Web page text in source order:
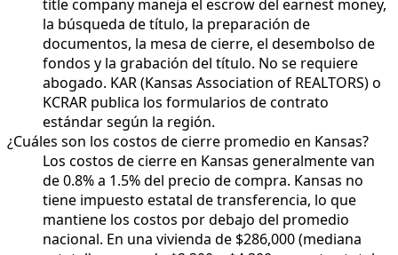
title company maneja el escrow del earnest money,
la búsqueda de título, la preparación de
documentos, la mesa de cierre, el desembolso de
fondos y la grabación del título. No se requiere
abogado. KAR (Kansas Association of REALTORS) o
KCRAR publica los formularios de contrato
estándar según la región.
¿Cuáles son los costos de cierre promedio en Kansas?
Los costos de cierre en Kansas generalmente van
de 0.8% a 1.5% del precio de compra. Kansas no
tiene impuesto estatal de transferencia, lo que
mantiene los costos por debajo del promedio
nacional. En una vivienda de $286,000 (mediana